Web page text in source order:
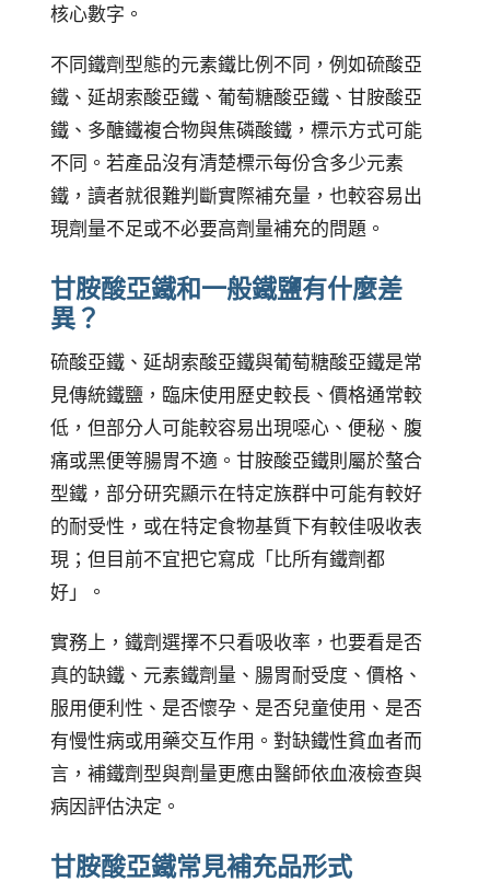
核心數字。
不同鐵劑型態的元素鐵比例不同，例如硫酸亞
鐵、延胡索酸亞鐵、葡萄糖酸亞鐵、甘胺酸亞
鐵、多醣鐵複合物與焦磷酸鐵，標示方式可能
不同。若產品沒有清楚標示每份含多少元素
鐵，讀者就很難判斷實際補充量，也較容易出
現劑量不足或不必要高劑量補充的問題。
甘胺酸亞鐵和一般鐵鹽有什麼差
異？
硫酸亞鐵、延胡索酸亞鐵與葡萄糖酸亞鐵是常
見傳統鐵鹽，臨床使用歷史較長、價格通常較
低，但部分人可能較容易出現噁心、便秘、腹
痛或黑便等腸胃不適。甘胺酸亞鐵則屬於螯合
型鐵，部分研究顯示在特定族群中可能有較好
的耐受性，或在特定食物基質下有較佳吸收表
現；但目前不宜把它寫成「比所有鐵劑都
好」。
實務上，鐵劑選擇不只看吸收率，也要看是否
真的缺鐵、元素鐵劑量、腸胃耐受度、價格、
服用便利性、是否懷孕、是否兒童使用、是否
有慢性病或用藥交互作用。對缺鐵性貧血者而
言，補鐵劑型與劑量更應由醫師依血液檢查與
病因評估決定。
甘胺酸亞鐵常見補充品形式